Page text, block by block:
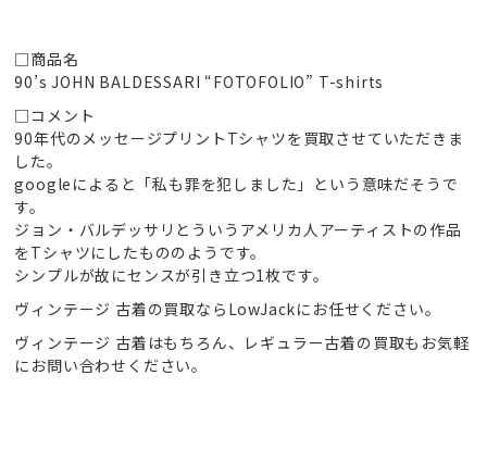
□商品名
90’s JOHN BALDESSARI “FOTOFOLIO” T-shirts
□コメント
90年代のメッセージプリントTシャツを買取させていただきま
した。
googleによると「私も罪を犯しました」という意味だそうで
す。
ジョン・バルデッサリとういうアメリカ人アーティストの作品
をTシャツにしたもののようです。
シンプルが故にセンスが引き立つ1枚です。
ヴィンテージ 古着の買取ならLowJackにお任せください。
ヴィンテージ 古着はもちろん、レギュラー古着の買取もお気軽
にお問い合わせください。